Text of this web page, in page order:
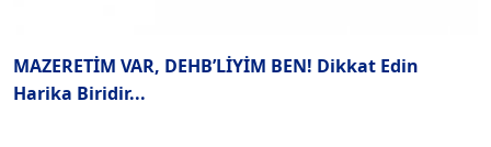
MAZERETİM VAR, DEHB’LİYİM BEN! Dikkat Edin
Harika Biridir...